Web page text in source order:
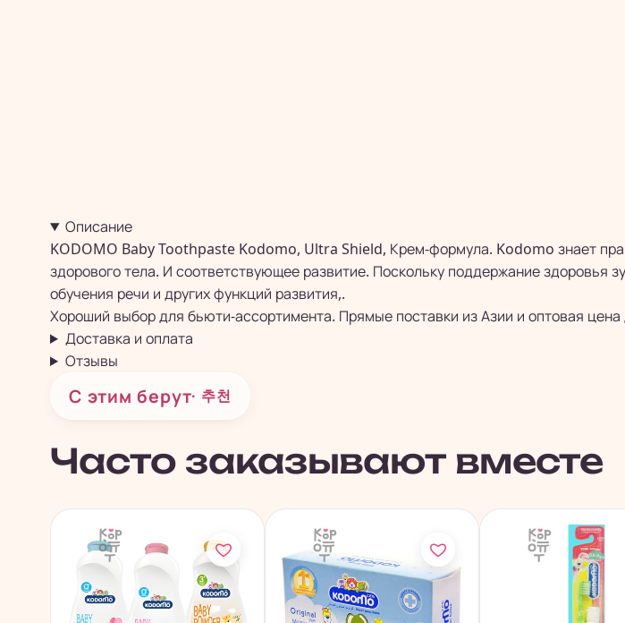
Описание
KODOMO Baby Toothpaste Kodomo, Ultra Shield, Крем-формула. Kodomo знает
здорового тела. И соответствующее развитие. Поскольку поддержание здоровья
обучения речи и других функций развития,.
Хороший выбор для бьюти-ассортимента. Прямые поставки из Азии и оптовая цена
Доставка и оплата
Отзывы
С этим берут· 추천
Часто заказывают вместе